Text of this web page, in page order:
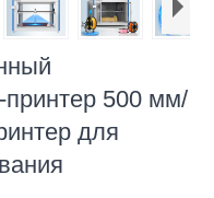
500 мм/
для